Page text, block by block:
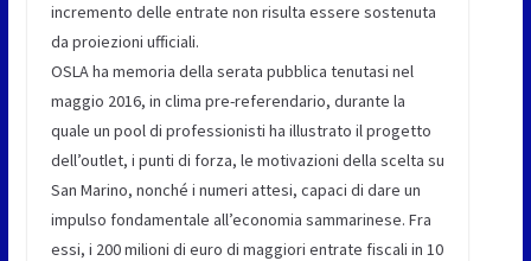
incremento delle entrate non risulta essere sostenuta
da proiezioni ufficiali.
OSLA ha memoria della serata pubblica tenutasi nel
maggio 2016, in clima pre-referendario, durante la
quale un pool di professionisti ha illustrato il progetto
dell’outlet, i punti di forza, le motivazioni della scelta su
San Marino, nonché i numeri attesi, capaci di dare un
impulso fondamentale all’economia sammarinese. Fra
essi, i 200 milioni di euro di maggiori entrate fiscali in 10